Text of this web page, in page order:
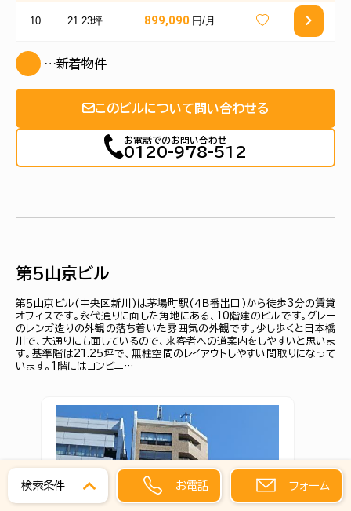
10 21.23坪 899,090 円/月
…新着物件
このビルについて問い合わせる
お電話でのお問い合わせ
0120-978-512
第５山京ビル
第５山京ビル(中央区新川)は茅場町駅(４Ｂ番出口)から徒歩3分の賃貸
オフィスです。永代通りに面した角地にある、10階建のビルです。グレー
のレンガ造りの外観の落ち着いた雰囲気の外観です。少し歩くと日本橋
川で、大通りにも面しているので、来客者への道案内をしやすいと思いま
す。基準階は21.25坪で、無柱空間のレイアウトしやすい間取りになって
います。1階にはコンビニ…
検索条件 お電話 フォーム